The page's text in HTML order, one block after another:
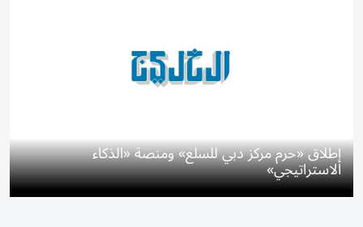
إطلاق «حرم مركز دبي للسلع» ومنصة «الذكاء
الاستراتيجي»